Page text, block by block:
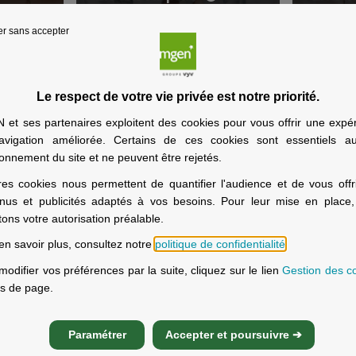
Le respect de votre vie privée est notre priorité.
et ses partenaires exploitent des cookies pour vous offrir une
améliorée. Certains de ces cookies sont essentiels
du site et ne peuvent être rejetés.
cookies nous permettent de quantifier l'audience et de vous
et publicités adaptés à vos besoins. Pour leur mise en
votre autorisation préalable.
savoir plus, consultez notre politique de confidentialité
vos préférences par la suite, cliquez sur le lienGestion des
de page.
sans accepter
Paramétrer Accepter et poursuivre ➔
bénéficiez de faibles
donne accès à une couverture de qualité, sans reste à
Vérifier mes droits